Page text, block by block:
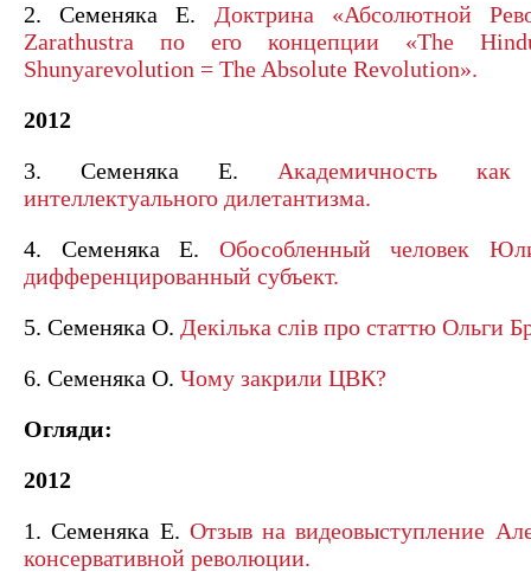
2. Семеняка Е.
Доктрина «Абсолютной
Zarathustra по его концепции «The
Shunyarevolution = The Absolute Revolution».
2012
3. Семеняка Е. Академичность
интеллектуального дилетантизма.
4. Семеняка Е. Обособленный человек
дифференцированный субъект.
5. Семеняка О. Декілька слів про статтю Ольги
6. Семеняка О. Чому закрили ЦВК?
Огляди:
2012
1. Семеняка Е. Отзыв на видеовыступление
консервативной революции.